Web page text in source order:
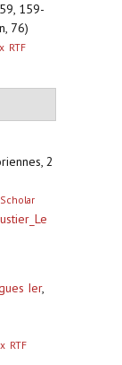
159-
76)
RTF
2
Ier,
RTF